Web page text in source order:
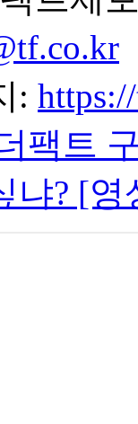
:
팩트
냐? [